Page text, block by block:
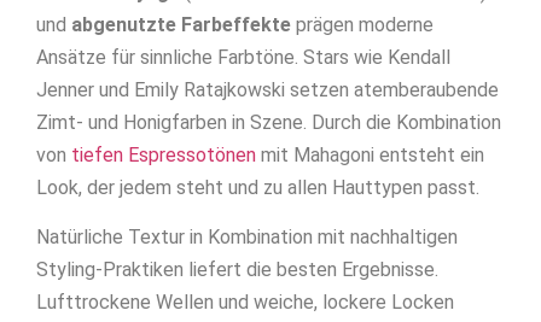
und abgenutzte Farbeffekte prägen moderne
Ansätze für sinnliche Farbtöne. Stars wie Kendall
Jenner und Emily Ratajkowski setzen atemberaubende
Zimt- und Honigfarben in Szene. Durch die Kombination
von tiefen Espressotönen mit Mahagoni entsteht ein
Look, der jedem steht und zu allen Hauttypen passt.
Natürliche Textur in Kombination mit nachhaltigen
Styling-Praktiken liefert die besten Ergebnisse.
Lufttrockene Wellen und weiche, lockere Locken